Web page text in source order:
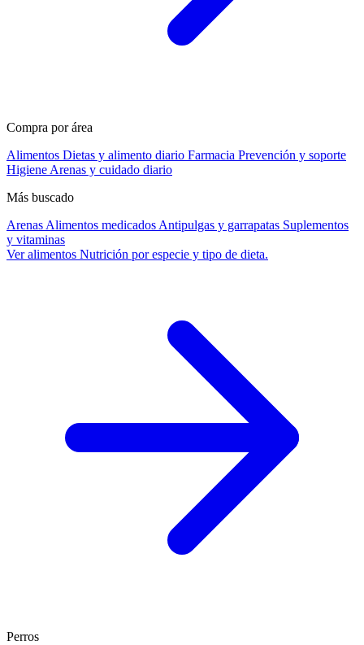
Compra por área
Alimentos Dietas y alimento diario Farmacia Prevención y soporte
Higiene Arenas y cuidado diario
Más buscado
Arenas Alimentos medicados Antipulgas y garrapatas Suplementos
y vitaminas
Ver alimentos Nutrición por especie y tipo de dieta.
Perros